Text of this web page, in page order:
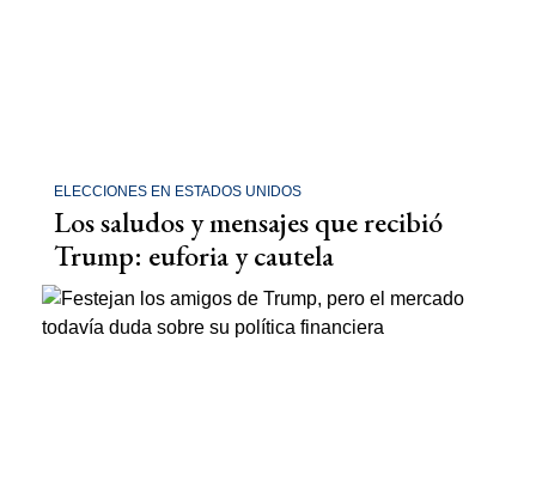
ELECCIONES EN ESTADOS UNIDOS
Los saludos y mensajes que recibió
Trump: euforia y cautela